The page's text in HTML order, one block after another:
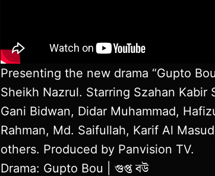
Presenting the new drama “Gupto
Sheikh Nazrul. Starring Szahan
Gani Bidwan, Didar Muhammad,
Rahman, Md. Saifullah, Karif Al
others. Produced by Panvision TV.
Drama: Gupto Bou | গুপ্ত বউ